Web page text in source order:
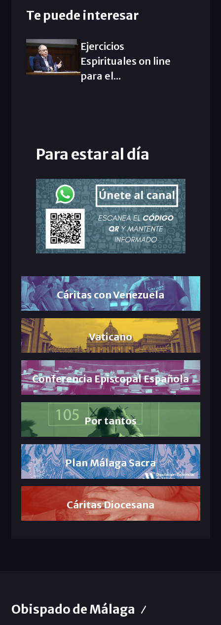
Te puede interesar
Ejercicios
Espirituales on line
para el...
Para estar al día
Cáritas con Venezuela
Vaticano
Conferencia Episcopal Española
Por tantos
Plan Málaga Sacra
Cáritas Diocesana
Obispado de Málaga